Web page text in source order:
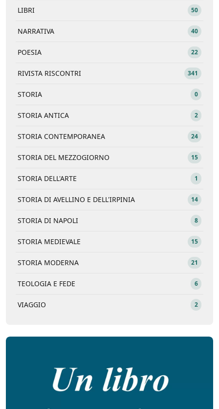
LIBRI 50
NARRATIVA 40
POESIA 22
RIVISTA RISCONTRI 341
STORIA 0
STORIA ANTICA 2
STORIA CONTEMPORANEA 24
STORIA DEL MEZZOGIORNO 15
STORIA DELL'ARTE 1
STORIA DI AVELLINO E DELL'IRPINIA 14
STORIA DI NAPOLI 8
STORIA MEDIEVALE 15
STORIA MODERNA 21
TEOLOGIA E FEDE 6
VIAGGIO 2